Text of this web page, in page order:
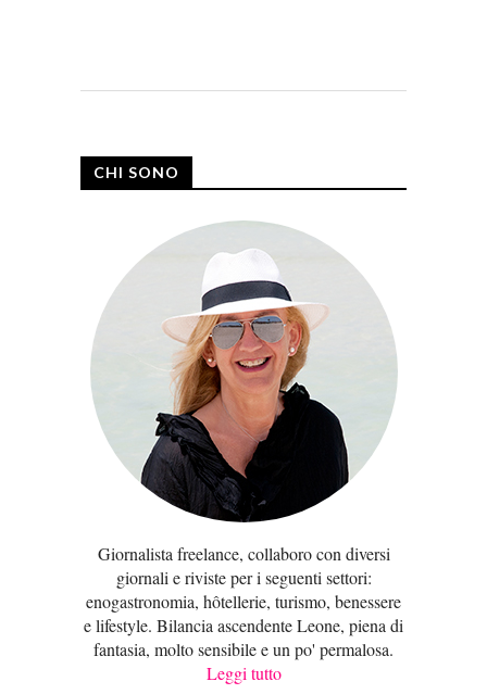
CHI SONO
Giornalista freelance, collaboro con diversi
giornali e riviste per i seguenti settori:
enogastronomia, hôtellerie, turismo, benessere
e lifestyle. Bilancia ascendente Leone, piena di
fantasia, molto sensibile e un po' permalosa.
Leggi tutto